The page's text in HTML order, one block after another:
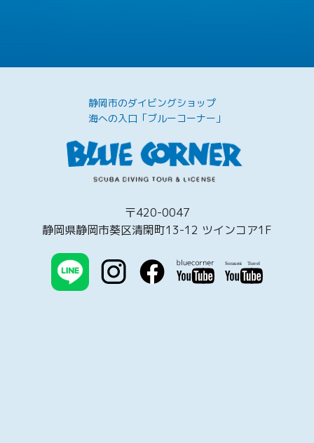
静岡市のダイビングショップ
海への入口「ブルーコーナー」
〒420-0047
静岡県静岡市葵区清閑町13-12 ツインコア1F